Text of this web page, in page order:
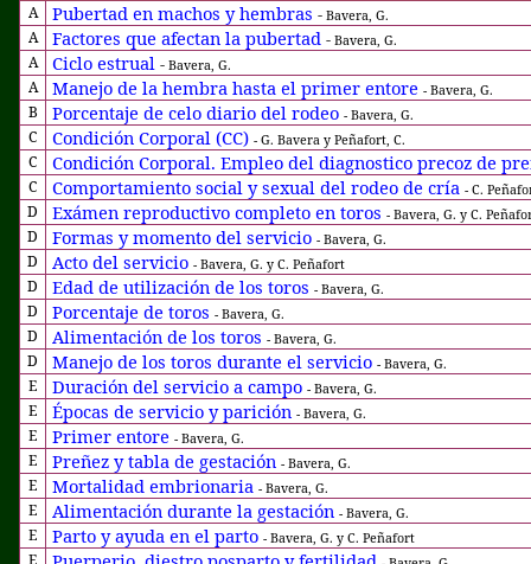
A Pubertad en machos y hembras - Bavera, G.
A Factores que afectan la pubertad - Bavera, G.
A Ciclo estrual - Bavera, G.
A Manejo de la hembra hasta el primer entore - Bavera, G.
B Porcentaje de celo diario del rodeo - Bavera, G.
C Condición Corporal (CC) - G. Bavera y Peñafort, C.
C Condición Corporal. Empleo del diagnostico precoz de
C Comportamiento social y sexual del rodeo de cría - C.
D Exámen reproductivo completo en toros - Bavera, G. y C.
D Formas y momento del servicio - Bavera, G.
D Acto del servicio - Bavera, G. y C. Peñafort
D Edad de utilización de los toros - Bavera, G.
D Porcentaje de toros - Bavera, G.
D Alimentación de los toros - Bavera, G.
D Manejo de los toros durante el servicio - Bavera, G.
E Duración del servicio a campo - Bavera, G.
E Épocas de servicio y parición - Bavera, G.
E Primer entore - Bavera, G.
E Preñez y tabla de gestación - Bavera, G.
E Mortalidad embrionaria - Bavera, G.
E Alimentación durante la gestación - Bavera, G.
E Parto y ayuda en el parto - Bavera, G. y C. Peñafort